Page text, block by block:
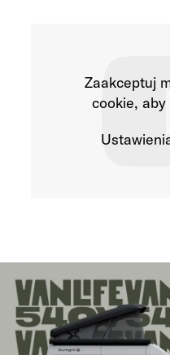
Zaakceptuj
cookie,